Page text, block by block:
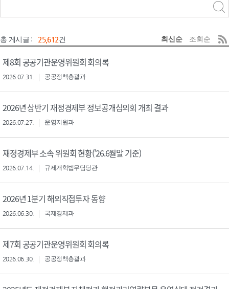
총 게시글 : 25,612건 최신순 조회순
제8회 공공기관운영위원회 회의록
2026.07.31. 공공정책총괄과
2026년 상반기 재정경제부 정보공개심의회 개최 결과
2026.07.27. 운영지원과
재정경제부 소속 위원회 현황('26.6월말 기준)
2026.07.14. 규제개혁법무담당관
2026년 1분기 해외직접투자 동향
2026.06.30. 국제경제과
제7회 공공기관운영위원회 회의록
2026.06.30. 공공정책총괄과